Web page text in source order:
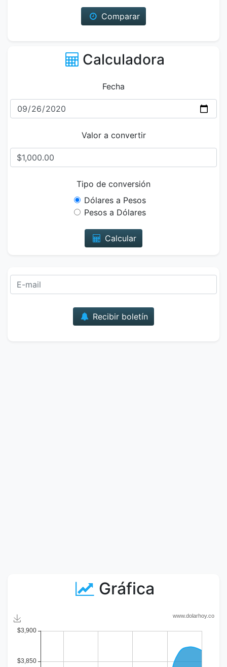
Comparar
Calculadora
Fecha
Valor a convertir
Tipo de conversión
Dólares a Pesos
Pesos a Dólares
Calcular
Recibir boletín
Gráfica